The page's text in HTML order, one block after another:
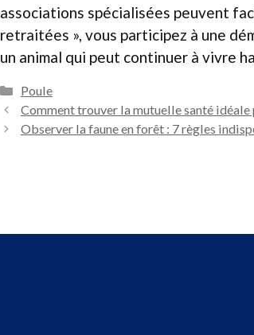
associations spécialisées peuvent
retraitées », vous participez à une
un animal qui peut continuer à vivre
Catégories
Poule
Comment trouver la mutuelle santé idéale
Observer la faune en forêt : 7 règles